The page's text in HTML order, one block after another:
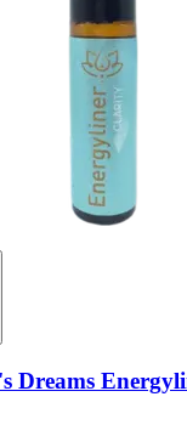
Dreams